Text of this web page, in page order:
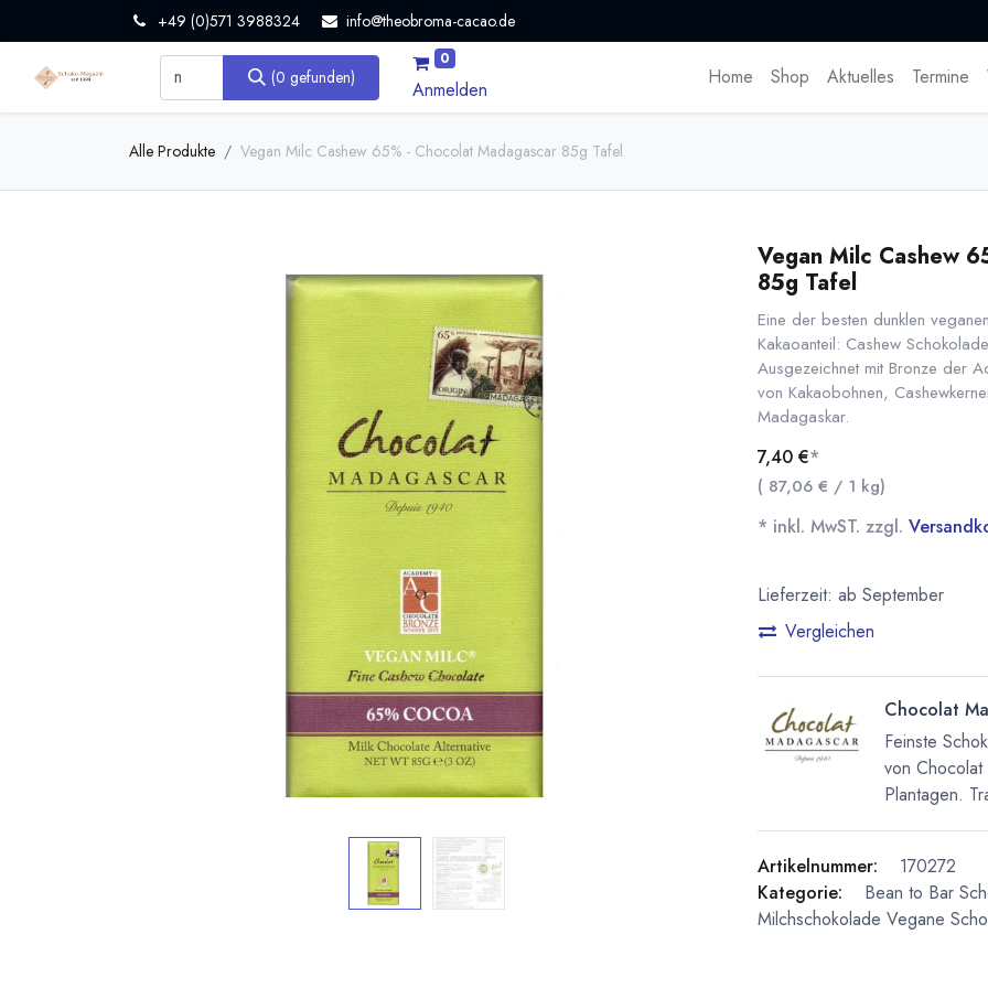
+49 (0)571 3988324 info@theobroma-cacao.de
(0 gefunden)
0
Anmelden
Home Shop Aktuelles Termine
Alle Produkte Vegan Milc Cashew 65% - Chocolat Madagascar 85g Tafel
Vegan Milc Cashew
85g Tafel
Eine der besten dunklen
Kakaoanteil: Cashew
Ausgezeichnet mit Bronze der
von Kakaobohnen,
Madagaskar.
7,40 €*
( 87,06 € / 1 kg)
* inkl. MwST. zzgl.
Lieferzeit: ab September
Vergleichen
Chocolat
Feinste
von
Plantagen.
Artikelnummer:
170272
Kategorie:
Bean to Bar
Milchschokolade Vegane